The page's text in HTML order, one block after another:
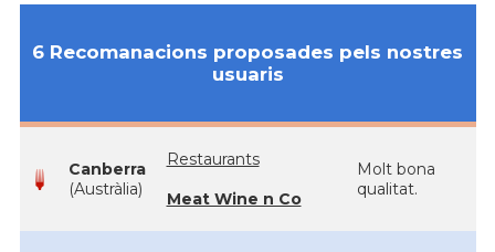
6 Recomanacions proposades pels nostres
usuaris
Canberra
(Austràlia)
Restaurants
Meat Wine n Co
Molt bona
qualitat.